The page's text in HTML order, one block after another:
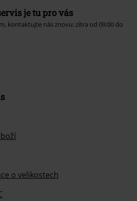
je tu pro vás
kontaktujte nás znovu: zítra od 09:00 do
o velikostech